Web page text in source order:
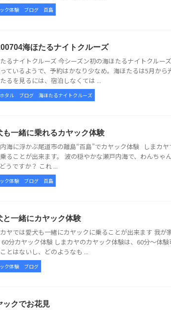
ク体験 ブログ 百島
海ほたるナイトクルーズ
るナイトクルーズ 今シーズン初の海ほたるナイトクルー
ているようで、予約はかなり少なめ。海ほたるは5月から
るを見るには、宿泊しなくては ...
タル ブログ 海ほたるナイトクルーズ
も一緒に乗れるカヤック体験
海に浮かぶ尾道市の離島“百島”でカヤック体験 しまカ
ることが出来ます。 波の穏やかな瀬戸内海で、わんちゃ
うですか？ これ ...
ク体験 ブログ 百島
と一緒にカヤック体験
ヤでは愛犬も一緒にカヤックに乗ることが出来ます 我が
60分カヤック体験 しまカヤのカヤック体験は、60分～体
とはないし、どのようなも ...
ク体験 ブログ
ックでお花見